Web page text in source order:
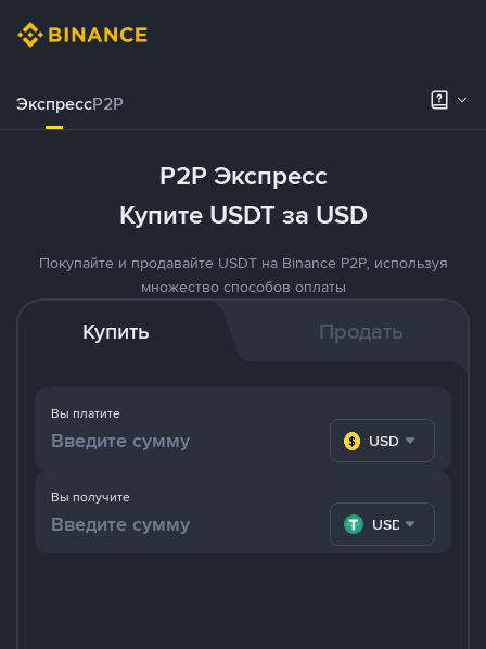
ЭкспрессP2P
P2P Экспресс
Купите USDT за USD
Покупайте и продавайте USDT на Binance P2P, используя
множество способов оплаты
Купить Продать
Вы платите
USD
Вы получите
USDT